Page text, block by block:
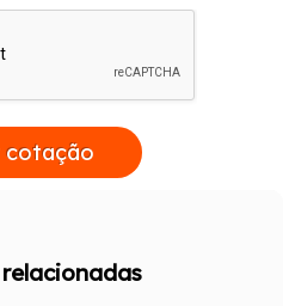
cotação
relacionadas